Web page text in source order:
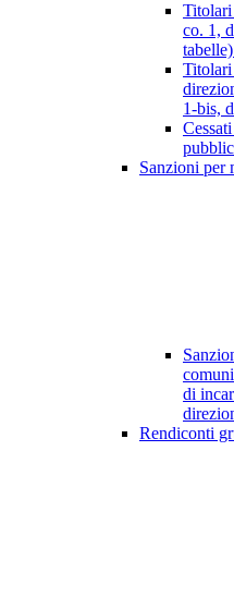
co. 1,
tabelle)
1-bis,
Sanzioni per
di
Rendiconti